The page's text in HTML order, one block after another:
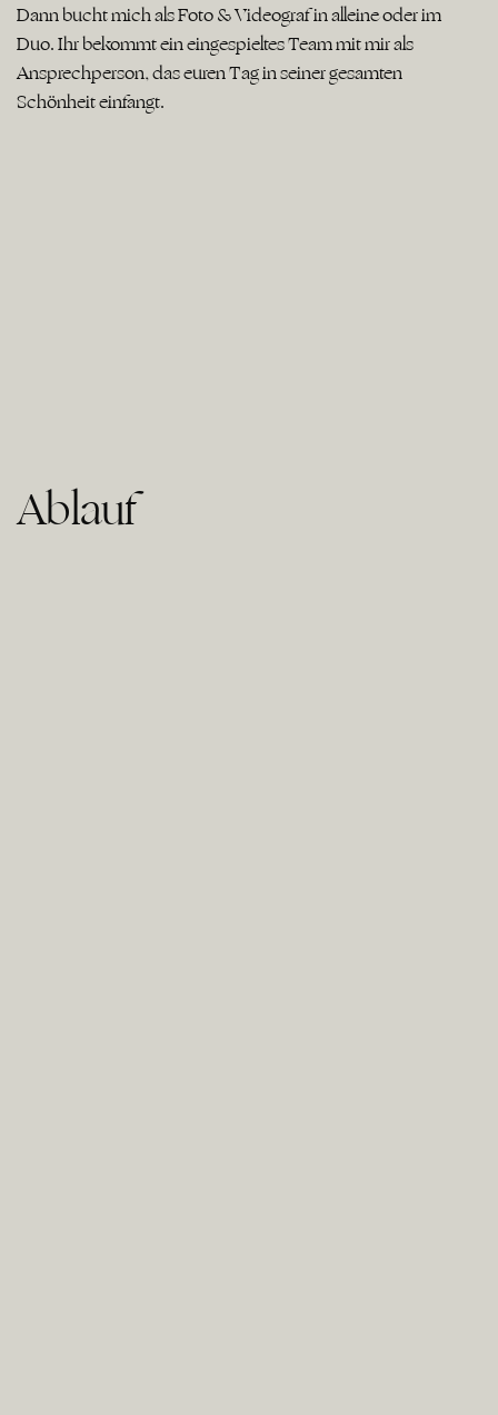
Dann bucht mich als Foto & Videograf in alleine oder im
Duo. Ihr bekommt ein eingespieltes Team mit mir als
Ansprechperson, das euren Tag in seiner gesamten
Schönheit einfängt.
Ablauf